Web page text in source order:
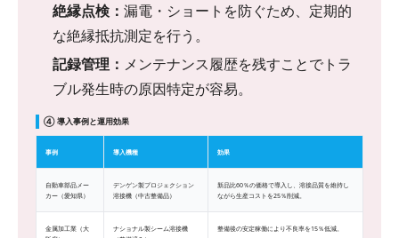
絶縁点検： 漏電・ショートを防ぐため、定期的
な絶縁抵抗測定を行う。
記録管理： メンテナンス履歴を残すことでトラ
ブル発生時の原因特定が容易。
④ 導入事例と運用効果
事例 導入機種 効果
自動車部品メー
カー（愛知県）
デンゲン製プロジェクション
溶接機（中古整備品）
新品比60％の価格で導入し、溶接品質を維持し
ながら生産コストを25％削減。
金属加工業（大
ナショナル製シーム溶接機
整備後の安定稼働により不良率を15％低減。